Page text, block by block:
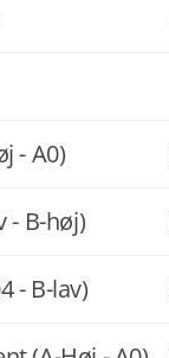
- A0)
- B-høj)
- B-lav)